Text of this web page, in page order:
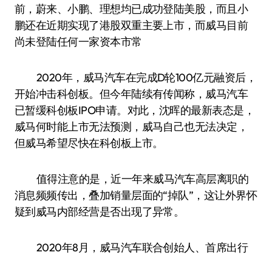
前，蔚来、小鹏、理想均已成功登陆美股，而且小
鹏还在近期实现了港股双重主要上市，而威马目前
尚未登陆任何一家资本市常
2020年，威马汽车在完成D轮100亿元融资后，
开始冲击科创板。但今年陆续有传闻称，威马汽车
已暂缓科创板IPO申请。对此，沈晖的最新表态是，
威马何时能上市无法预测，威马自己也无法决定，
但威马希望尽快在科创板上市。
值得注意的是，近一年来威马汽车高层离职的
消息频频传出，叠加销量层面的“掉队”，这让外界怀
疑到威马内部经营是否出现了异常。
2020年8月，威马汽车联合创始人、首席出行